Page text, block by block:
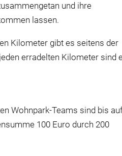
und ihre
lassen.
Kilometer gibt es seitens der
erradelten Kilometer sind
Wohnpark-Teams sind bis
100 Euro durch 200